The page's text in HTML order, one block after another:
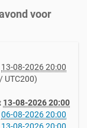
voor
13-08-2026 20:00
UTC200)
13-08-2026 20:00
06-08-2026 20:00